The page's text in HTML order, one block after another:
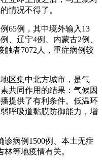
情况不得了。
65例，其中境外输入13
、辽宁4例、内蒙古2例、
触者7072人，重症病例较
区集中北方城市，是气
共同作用的结果：气候因
提供了有利条件。低温环
呼吸道黏膜防御能力，增
诊病例1500例、本土无症
等地疫情有关。